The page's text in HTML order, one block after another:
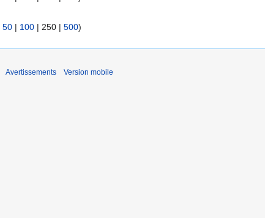
50 | 100 | 250 | 500)
Avertissements Version mobile